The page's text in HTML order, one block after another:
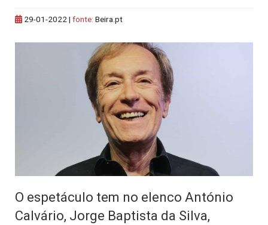
29-01-2022 | fonte: Beira.pt
O espetáculo tem no elenco António
Calvário, Jorge Baptista da Silva,